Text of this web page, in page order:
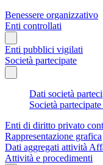
Benessere organizzativo
Enti controllati
Enti pubblici vigilati
Società partecipate
Dati società
Società
Enti di diritto privato
Rappresentazione grafica
Dati aggregati attività
Attività e procedimenti